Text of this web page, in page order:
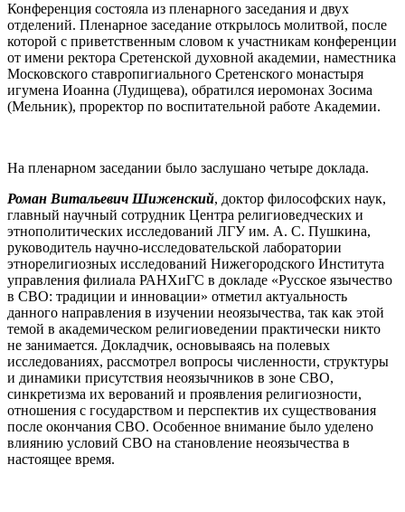
Конференция состояла из пленарного заседания и двух
отделений. Пленарное заседание открылось молитвой, после
которой с приветственным словом к участникам конференции
от имени ректора Сретенской духовной академии, наместника
Московского ставропигиального Сретенского монастыря
игумена Иоанна (Лудищева), обратился иеромонах Зосима
(Мельник), проректор по воспитательной работе Академии.
На пленарном заседании было заслушано четыре доклада.
Роман Витальевич Шиженский, доктор философских наук,
главный научный сотрудник Центра религиоведческих и
этнополитических исследований ЛГУ им. А. С. Пушкина,
руководитель научно-исследовательской лаборатории
этнорелигиозных исследований Нижегородского Института
управления филиала РАНХиГС в докладе «Русское язычество
в СВО: традиции и инновации» отметил актуальность
данного направления в изучении неоязычества, так как этой
темой в академическом религиоведении практически никто
не занимается. Докладчик, основываясь на полевых
исследованиях, рассмотрел вопросы численности, структуры
и динамики присутствия неоязычников в зоне СВО,
синкретизма их верований и проявления религиозности,
отношения с государством и перспектив их существования
после окончания СВО. Особенное внимание было уделено
влиянию условий СВО на становление неоязычества в
настоящее время.